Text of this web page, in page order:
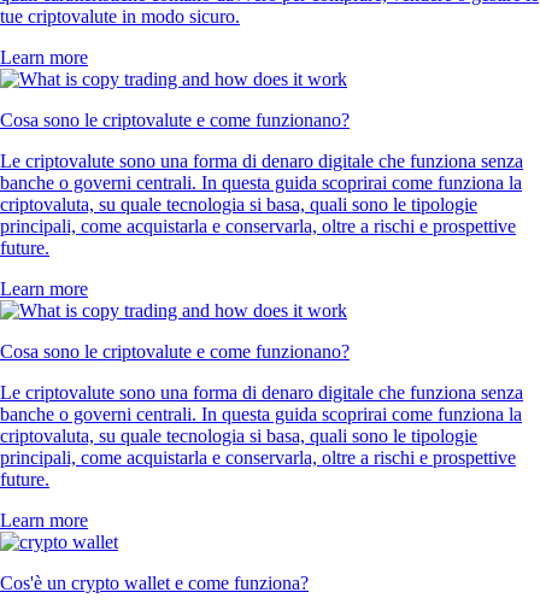
tue criptovalute in modo sicuro.
Learn more
Cosa sono le criptovalute e come funzionano?
Le criptovalute sono una forma di denaro digitale che funziona senza
banche o governi centrali. In questa guida scoprirai come funziona la
criptovaluta, su quale tecnologia si basa, quali sono le tipologie
principali, come acquistarla e conservarla, oltre a rischi e prospettive
future.
Learn more
Cosa sono le criptovalute e come funzionano?
Le criptovalute sono una forma di denaro digitale che funziona senza
banche o governi centrali. In questa guida scoprirai come funziona la
criptovaluta, su quale tecnologia si basa, quali sono le tipologie
principali, come acquistarla e conservarla, oltre a rischi e prospettive
future.
Learn more
Cos'è un crypto wallet e come funziona?